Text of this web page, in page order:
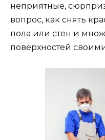
неприятные,
вопрос, как снять
пола или стен и
поверхностей